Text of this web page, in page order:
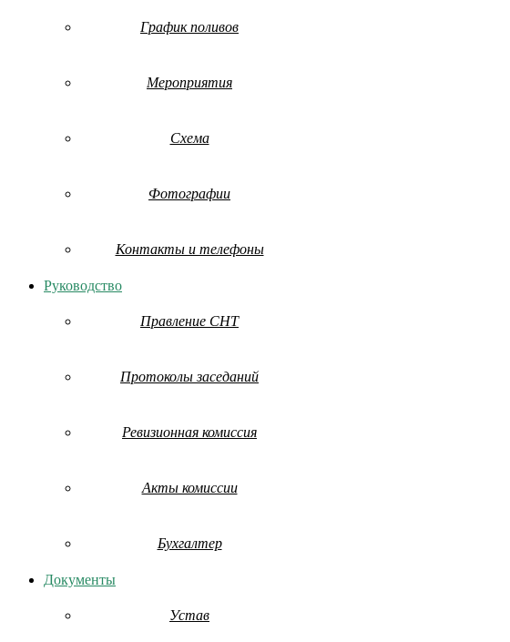
График поливов
Мероприятия
Схема
Фотографии
Контакты и телефоны
Руководство
Правление СНТ
Протоколы заседаний
Ревизионная комиссия
Акты комиссии
Бухгалтер
Документы
Устав